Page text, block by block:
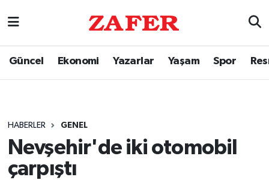
Güncel Ekonomi Yazarlar Yaşam Spor
HABERLER GENEL
Nevşehir'de iki otomobil
çarpıştı